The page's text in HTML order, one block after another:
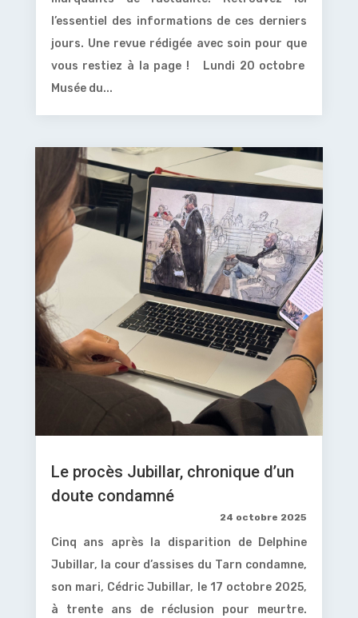
l’essentiel des informations de ces derniers
jours. Une revue rédigée avec soin pour que
vous restiez à la page ! Lundi 20 octobre
Musée du...
Le procès Jubillar, chronique d’un
doute condamné
24 octobre 2025
Cinq ans après la disparition de Delphine
Jubillar, la cour d’assises du Tarn condamne,
son mari, Cédric Jubillar, le 17 octobre 2025,
à trente ans de réclusion pour meurtre.